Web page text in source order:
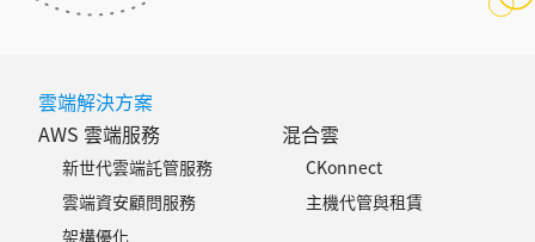
雲端解決方案
AWS 雲端服務
新世代雲端託管服務
雲端資安顧問服務
架構優化
混合雲
CKonnect
主機代管與租賃